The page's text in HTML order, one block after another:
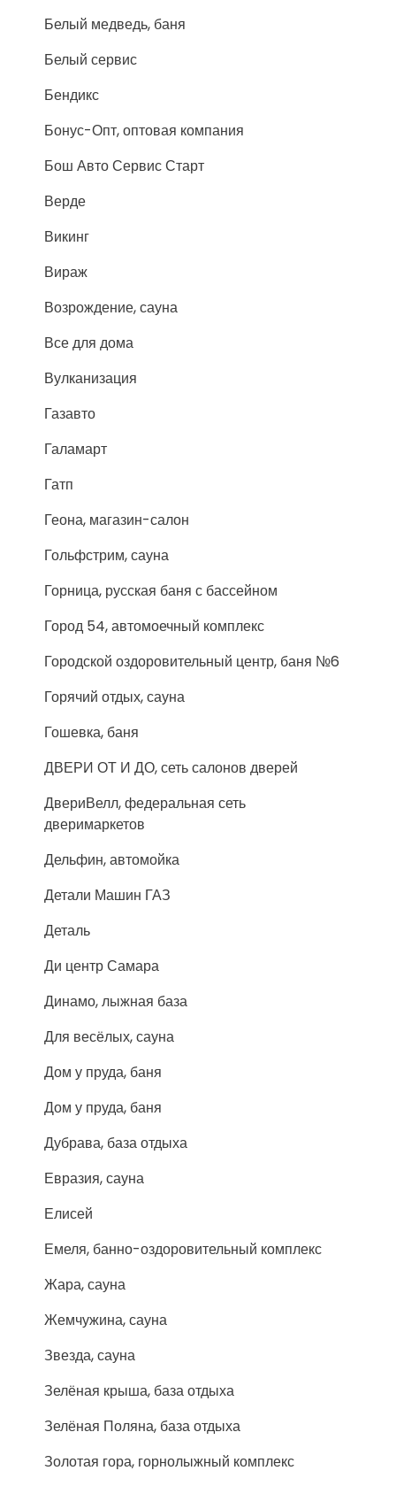
Белый медведь, баня
Белый сервис
Бендикс
Бонус-Опт, оптовая компания
Бош Авто Сервис Старт
Верде
Викинг
Вираж
Возрождение, сауна
Все для дома
Вулканизация
Газавто
Галамарт
Гатп
Геона, магазин-салон
Гольфстрим, сауна
Горница, русская баня с бассейном
Город 54, автомоечный комплекс
Городской оздоровительный центр, баня №6
Горячий отдых, сауна
Гошевка, баня
ДВЕРИ ОТ И ДО, сеть салонов дверей
ДвериВелл, федеральная сеть
дверимаркетов
Дельфин, автомойка
Детали Машин ГАЗ
Деталь
Ди центр Самара
Динамо, лыжная база
Для весёлых, сауна
Дом у пруда, баня
Дом у пруда, баня
Дубрава, база отдыха
Евразия, сауна
Елисей
Емеля, банно-оздоровительный комплекс
Жара, сауна
Жемчужина, сауна
Звезда, сауна
Зелёная крыша, база отдыха
Зелёная Поляна, база отдыха
Золотая гора, горнолыжный комплекс